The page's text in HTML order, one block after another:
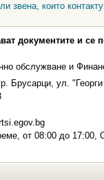
звена, които
документите и се
обслужване и
Брусарци, ул.
от 08:00 до 17:00,